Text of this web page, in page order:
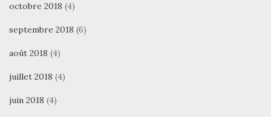
octobre 2018 (4)
septembre 2018 (6)
août 2018 (4)
juillet 2018 (4)
juin 2018 (4)